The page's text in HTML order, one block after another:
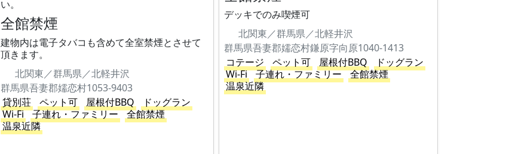
い。
全館禁煙
建物内は電子タバコも含めて全室禁煙とさせて
頂きます。
北関東／群馬県／北軽井沢
群馬県吾妻郡嬬恋村1053-9403
貸別荘
ペット可 屋根付BBQ
ドッグラン
Wi-Fi
子連れ・ファミリー
全館禁煙
温泉近隣
デッキでのみ喫煙可
北関東／群馬県／北軽井沢
群馬県吾妻郡嬬恋村鎌原字向原1040-1413
コテージ
ペット可 屋根付BBQ
ドッグラン
Wi-Fi
子連れ・ファミリー
全館禁煙
温泉近隣